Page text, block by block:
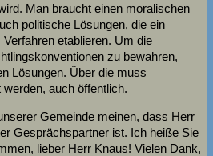
Man braucht einen moralischen
politische Lösungen, die ein
etablieren. Um die
zu bewahren,
Lösungen. Über die muss
auch öffentlich.
Gemeinde meinen, dass Herr
Gesprächspartner ist. Ich heiße Sie
lieber Herr Knaus! Vielen Dank,